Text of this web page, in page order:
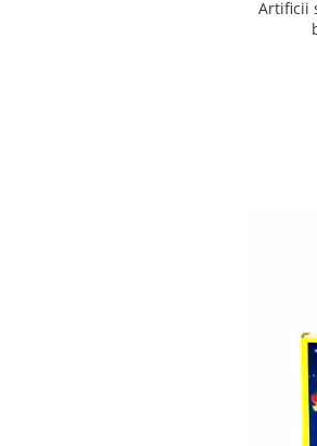
Artificii